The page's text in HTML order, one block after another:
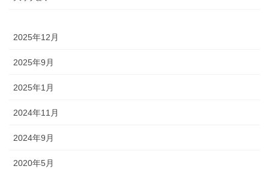
2025年12月
2025年9月
2025年1月
2024年11月
2024年9月
2020年5月